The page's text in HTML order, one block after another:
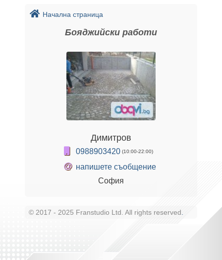
Начална страница
Бояджийски работи
Димитров
0988903420 (10:00-22:00)
@ напишете съобщение
София
© 2017 - 2025 Franstudio Ltd. All rights reserved